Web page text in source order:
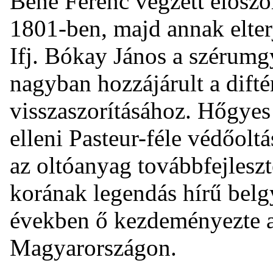
1801-ben, majd annak
Ifj. Bókay János a
nagyban hozzájárult a
visszaszorításához.
elleni Pasteur-féle
az oltóanyag
korának legendás hírű
években ő kezdeményezte
Magyarországon.